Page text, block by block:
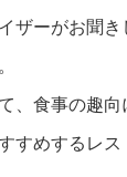
ザーがお聞
、食事の趣
すめするレス